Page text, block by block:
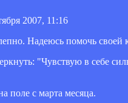
2007, 11:16
Надеюсь помочь
"Чувствую в себе
поле с марта месяца.